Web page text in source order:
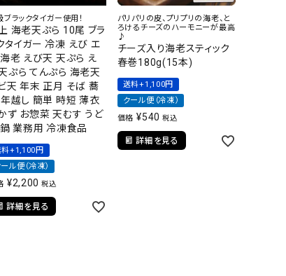
ブラックタイガー使用！
海老天ぷら 10尾 ブラ
タイガー 冷凍 えび エ
老 えび天 天ぷら え
ぷら てんぷら 海老天
天 年末 正月 そば 蕎
越し 簡単 時短 薄衣
ず お惣菜 天むす うど
業務用 冷凍食品
料+1,100円
ル便（冷凍）
¥2,200 税込
詳細を見る
パリパリの皮、プリプリの海老、と
ろけるチーズのハーモニーが最高
♪
チーズ入り海老スティック
春巻180g(15本)
送料+1,100円
クール便（冷凍）
価格 ¥540 税込
詳細を見る